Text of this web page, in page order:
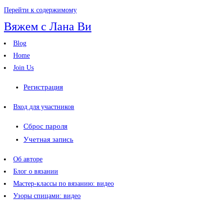
Перейти к содержимому
Вяжем с Лана Ви
Blog
Home
Join Us
Регистрация
Вход для участников
Сброс пароля
Учетная запись
Об авторе
Блог о вязании
Мастер-классы по вязанию: видео
Узоры спицами: видео